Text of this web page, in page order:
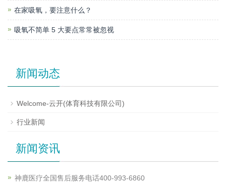
在家吸氧，要注意什么？
吸氧不简单 5 大要点常常被忽视
新闻动态
Welcome-云开(体育科技有限公司)
行业新闻
新闻资讯
神鹿医疗全国售后服务电话400-993-6860